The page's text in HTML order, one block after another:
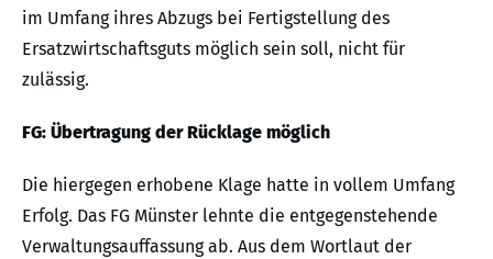
im Umfang ihres Abzugs bei Fertigstellung des
Ersatzwirtschaftsguts möglich sein soll, nicht für
zulässig.
FG: Übertragung der Rücklage möglich
Die hiergegen erhobene Klage hatte in vollem Umfang
Erfolg. Das FG Münster lehnte die entgegenstehende
Verwaltungsauffassung ab. Aus dem Wortlaut der